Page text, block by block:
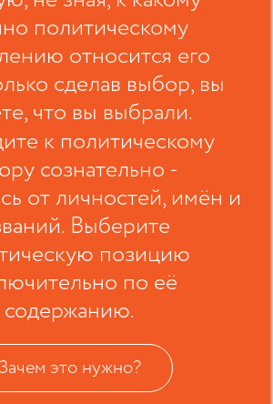
политическому
относится его
сделав выбор, вы
что вы выбрали.
к политическому
сознательно -
от личностей, имён и
Выберите
позицию
по её
содержанию.
Зачем это нужно?